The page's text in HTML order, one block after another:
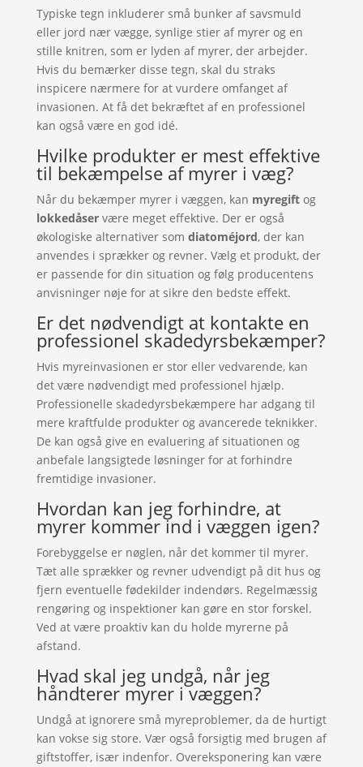
Typiske tegn inkluderer små bunker af savsmuld
eller jord nær vægge, synlige stier af myrer og en
stille knitren, som er lyden af myrer, der arbejder.
Hvis du bemærker disse tegn, skal du straks
inspicere nærmere for at vurdere omfanget af
invasionen. At få det bekræftet af en professionel
kan også være en god idé.
Hvilke produkter er mest effektive
til bekæmpelse af myrer i væg?
Når du bekæmper myrer i væggen, kan myregiftog
lokkedåservære meget effektive. Der er også
økologiske alternativer som diatoméjord, der kan
anvendes i sprækker og revner. Vælg et produkt, der
er passende for din situation og følg producentens
anvisninger nøje for at sikre den bedste effekt.
Er det nødvendigt at kontakte en
professionel skadedyrsbekæmper?
Hvis myreinvasionen er stor eller vedvarende, kan
det være nødvendigt med professionel hjælp.
Professionelle skadedyrsbekæmpere har adgang til
mere kraftfulde produkter og avancerede teknikker.
De kan også give en evaluering af situationen og
anbefale langsigtede løsninger for at forhindre
fremtidige invasioner.
Hvordan kan jeg forhindre, at
myrer kommer ind i væggen igen?
Forebyggelse er nøglen, når det kommer til myrer.
Tæt alle sprækker og revner udvendigt på dit hus og
fjern eventuelle fødekilder indendørs. Regelmæssig
rengøring og inspektioner kan gøre en stor forskel.
Ved at være proaktiv kan du holde myrerne på
afstand.
Hvad skal jeg undgå, når jeg
håndterer myrer i væggen?
Undgå at ignorere små myreproblemer, da de hurtigt
kan vokse sig store. Vær også forsigtig med brugen af
giftstoffer, især indenfor. Overeksponering kan være